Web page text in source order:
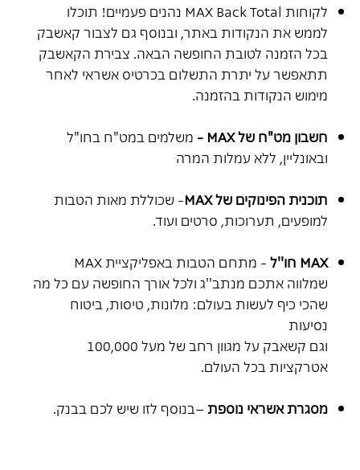
לקוחות MAX Back Total נהנים פעמיים! תוכלו
לממש את הנקודות באתר, ובנוסף גם לצבור קאשבק
בכל הזמנה לטובת החופשה הבאה. צבירת הקאשבק
תתאפשר על יתרת התשלום בכרטיס אשראי לאחר
מימוש הנקודות בהזמנה.
חשבון מט"ח שלMAX -
משלמים במט"ח בחו"ל
ובאונליין, ללא עמלות המרה
תוכנית הפינוקים של MAX
- שכוללת מאות הטבות
למופעים, תערוכות, סרטים ועוד.
MAX חו''ל
- מתחם הטבות באפליקציית MAX
שמלווה אתכם מנתב''ג ולכל אורך החופשה עם כל מה
שהכי כיף לעשות בעולם: מלונות, טיסות, ביטוח
נסיעות
וגם קשאבק על מגוון רחב של מעל 100,000
אטרקציות בכל העולם.
מסגרת אשראי נוספת –בנוסף לזו שיש לכם בבנק.